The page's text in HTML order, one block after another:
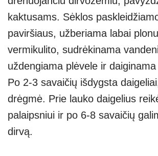
kaktusams. Sėklos
paviršiaus, užberiama labai
vermikulito, sudrėkinama
uždengiama plėvele ir
Po 2-3 savaičių išdygsta
drėgmė. Prie lauko daigelius
palaipsniui ir po 6-8 savaičių
dirvą.